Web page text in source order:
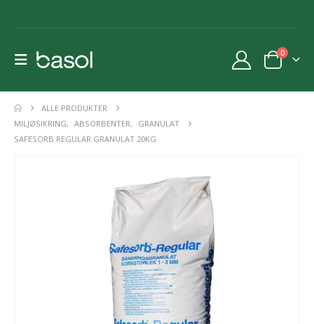
0
ALLE PRODUKTER
MILJØSIKRING, ABSORBENTER,
GRANULAT
SAFESORB REGULAR GRANULAT 20KG